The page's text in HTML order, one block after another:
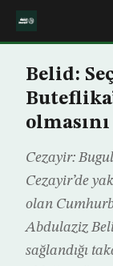
Belid:
Cezayir:
Cezayir’de
olan
Abdulaziz
sağlandığı